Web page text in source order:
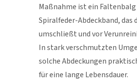
Maßnahme ist ein
Spiralfeder-Abdeckband, das
umschließt und vor
In stark verschmutzten
solche Abdeckungen
für eine lange Lebensdauer.